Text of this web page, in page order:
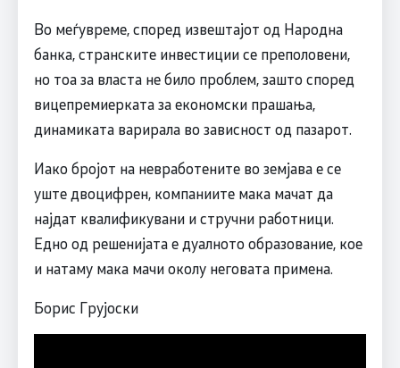
Во меѓувреме, според извештајот од Народна
банка, странските инвестиции се преполовени,
но тоа за власта не било проблем, зашто според
вицепремиерката за економски прашања,
динамиката варирала во зависност од пазарот.
Иако бројот на невработените во земјава е се
уште двоцифрен, компаниите мака мачат да
најдат квалификувани и стручни работници.
Едно од решенијата е дуалното образование, кое
и натаму мака мачи околу неговата примена.
Борис Грујоски